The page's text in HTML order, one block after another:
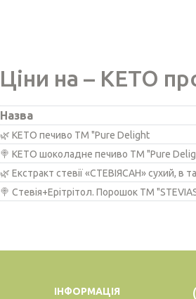
Ціни на – КЕТО
Назва
🌿 КЕТО печиво ТМ "Pure Delight
🍭 КЕТО шоколадне печиво ТМ "Pure
🌿 Екстракт стевії «СТЕВІЯСАН» сухий, в
🍭 Стевія+Ерітрітол. Порошок ТМ
ІНФОРМАЦІЯ